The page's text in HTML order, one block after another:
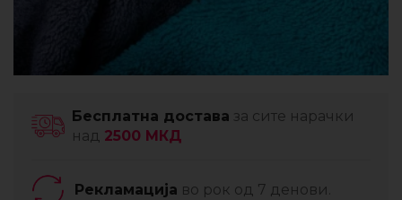
Бесплатна достава за сите нарачки
над 2500 МКД
Рекламација во рок од 7 денови.